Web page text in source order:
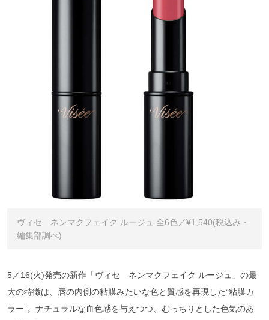
ヴィセ ネンマクフェイク ルージュ 全6色／¥1,540(税込み・
編集部調べ)
5／16(火)発売の新作「ヴィセ ネンマクフェイク ルージュ」の最
大の特徴は、唇の内側の粘膜みたいな色と質感を再現した“粘膜カ
ラー”。ナチュラルな血色感を与えつつ、むっちりとした色気のあ